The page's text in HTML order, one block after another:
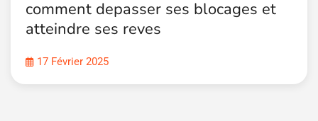
comment depasser ses blocages et
atteindre ses reves
17 Février 2025